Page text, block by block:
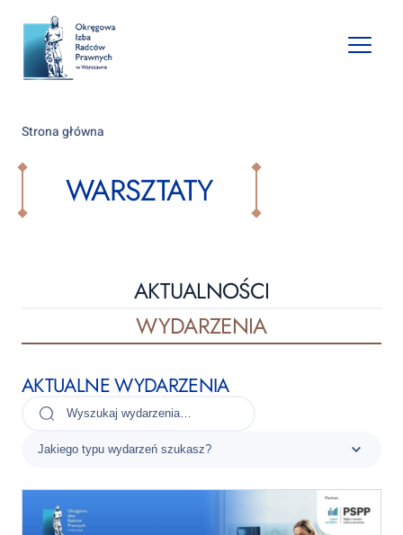
Open
Strona główna
WARSZTATY
AKTUALNOŚCI
WYDARZENIA
AKTUALNE WYDARZENIA